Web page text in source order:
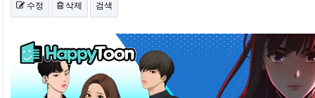
수정 삭제 검색